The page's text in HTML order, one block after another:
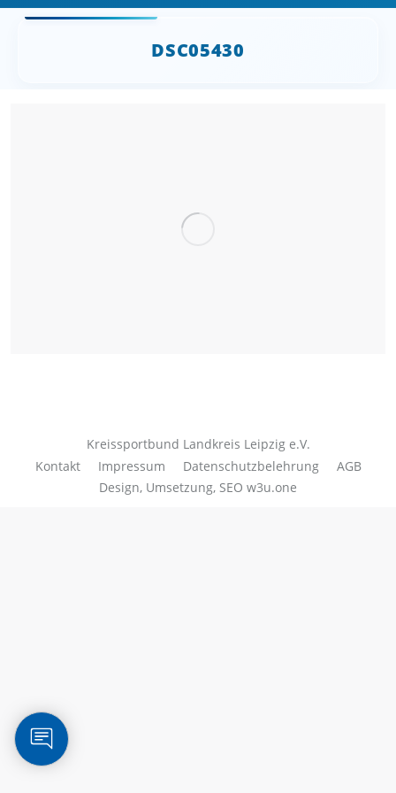
DSC05430
Kreissportbund Landkreis Leipzig e.V.
Kontakt
Impressum Datenschutzbelehrung
AGB
Design, Umsetzung, SEO w3u.one